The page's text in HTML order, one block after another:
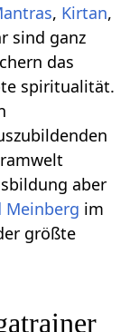
, Kirtan,
sind ganz
das
spiritualität.
aber
Meinberg im
größte